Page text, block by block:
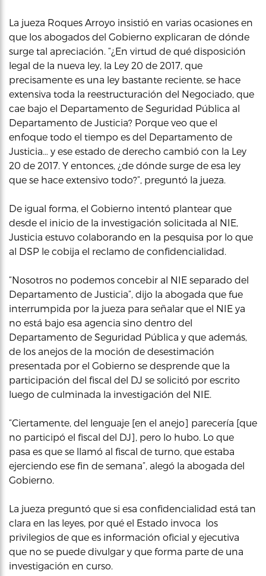
La jueza Roques Arroyo insistió en varias ocasiones en
que los abogados del Gobierno explicaran de dónde
surge tal apreciación. “¿En virtud de qué disposición
legal de la nueva ley, la Ley 20 de 2017, que
precisamente es una ley bastante reciente, se hace
extensiva toda la reestructuración del Negociado, que
cae bajo el Departamento de Seguridad Pública al
Departamento de Justicia? Porque veo que el
enfoque todo el tiempo es del Departamento de
Justicia… y ese estado de derecho cambió con la Ley
20 de 2017. Y entonces, ¿de dónde surge de esa ley
que se hace extensivo todo?”, preguntó la jueza.
De igual forma, el Gobierno intentó plantear que
desde el inicio de la investigación solicitada al NIE,
Justicia estuvo colaborando en la pesquisa por lo que
al DSP le cobija el reclamo de confidencialidad.
“Nosotros no podemos concebir al NIE separado del
Departamento de Justicia”, dijo la abogada que fue
interrumpida por la jueza para señalar que el NIE ya
no está bajo esa agencia sino dentro del
Departamento de Seguridad Pública y que además,
de los anejos de la moción de desestimación
presentada por el Gobierno se desprende que la
participación del fiscal del DJ se solicitó por escrito
luego de culminada la investigación del NIE.
“Ciertamente, del lenguaje [en el anejo] parecería [que
no participó el fiscal del DJ], pero lo hubo. Lo que
pasa es que se llamó al fiscal de turno, que estaba
ejerciendo ese fin de semana”, alegó la abogada del
Gobierno.
La jueza preguntó que si esa confidencialidad está tan
clara en las leyes, por qué el Estado invoca los
privilegios de que es información oficial y ejecutiva
que no se puede divulgar y que forma parte de una
investigación en curso.